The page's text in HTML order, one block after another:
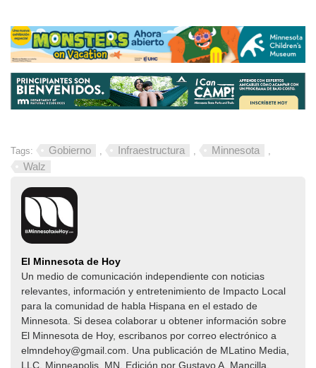
Tags: Gobierno Infraestructura Minnesota
Walz
El Minnesota de Hoy
Un medio de comunicación independiente con noticias
relevantes, información y entretenimiento de Impacto Local​​
para la comunidad de habla Hispana en el estado de
Minnesota. Si desea colaborar u obtener información sobre
El Minnesota de Hoy, escribanos por correo electrónico a
elmndehoy@gmail.com. Una publicación de MLatino Media,
LLC. Minneapolis, MN. Edición por Gustavo A. Mancilla.